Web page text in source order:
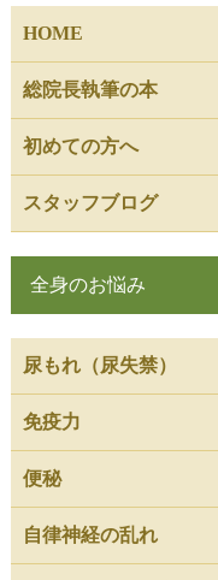
HOME
総院長執筆の本
初めての方へ
スタッフブログ
全身のお悩み
尿もれ（尿失禁）
免疫力
便秘
自律神経の乱れ